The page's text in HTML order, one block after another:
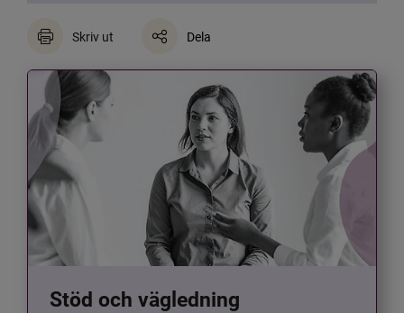
Skriv ut Dela
Stöd och vägledning